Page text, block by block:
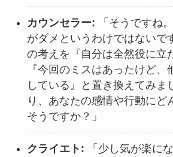
カウンセラー: 「そうですね
がダメというわけではないで
の考えを『自分は全然役に立
『今回のミスはあったけど、
している』と置き換えてみま
り、あなたの感情や行動にど
そうですか？」
クライエト: 「少し気が楽に